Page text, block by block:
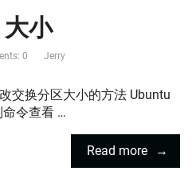
大小
0 Jerry
交换分区大小的方法 Ubuntu
命令查看 …
Read more